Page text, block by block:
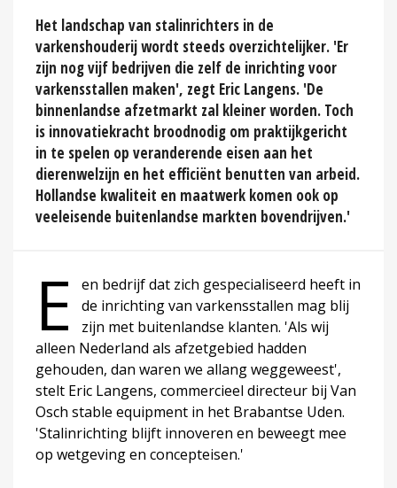
Het landschap van stalinrichters in de
varkenshouderij wordt steeds overzichtelijker. 'Er
zijn nog vijf bedrijven die zelf de inrichting voor
varkensstallen maken', zegt Eric Langens. 'De
binnenlandse afzetmarkt zal kleiner worden. Toch
is innovatiekracht broodnodig om praktijkgericht
in te spelen op veranderende eisen aan het
dierenwelzijn en het efficiënt benutten van arbeid.
Hollandse kwaliteit en maatwerk komen ook op
veeleisende buitenlandse markten bovendrijven.'
E
en bedrijf dat zich gespecialiseerd heeft in
de inrichting van varkensstallen mag blij
zijn met buitenlandse klanten. 'Als wij
alleen Nederland als afzetgebied hadden
gehouden, dan waren we allang weggeweest',
stelt Eric Langens, commercieel directeur bij Van
Osch stable equipment in het Brabantse Uden.
'Stalinrichting blijft innoveren en beweegt mee
op wetgeving en concepteisen.'